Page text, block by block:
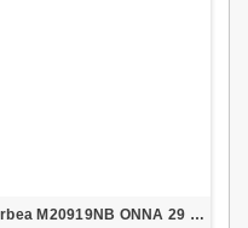
Orbea M20919NB ONNA 29 30 L AZV-BLA